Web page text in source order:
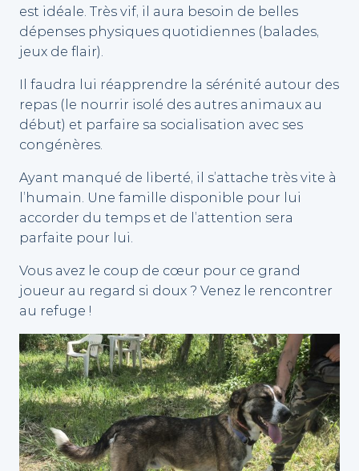
est idéale. Très vif, il aura besoin de belles
dépenses physiques quotidiennes (balades,
jeux de flair).
Il faudra lui réapprendre la sérénité autour des
repas (le nourrir isolé des autres animaux au
début) et parfaire sa socialisation avec ses
congénères.
Ayant manqué de liberté, il s’attache très vite à
l’humain. Une famille disponible pour lui
accorder du temps et de l’attention sera
parfaite pour lui.
​Vous avez le coup de cœur pour ce grand
joueur au regard si doux ? Venez le rencontrer
au refuge !